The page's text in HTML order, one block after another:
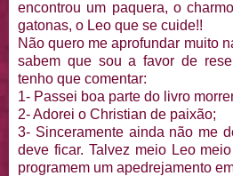
encontrou um paquera, o
gatonas, o Leo que se cuide!!
Não quero me aprofundar muito
sabem que sou a favor de
tenho que comentar:
1- Passei boa parte do livro
2- Adorei o Christian de paixão;
3- Sinceramente ainda não me
deve ficar. Talvez meio Leo
programem um apedrejamento